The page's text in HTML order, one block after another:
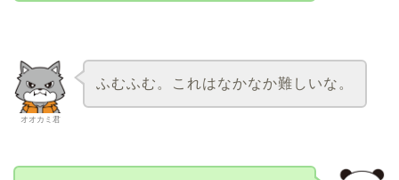
オオカミ君
ふむふむ。これはなかなか難しいな。